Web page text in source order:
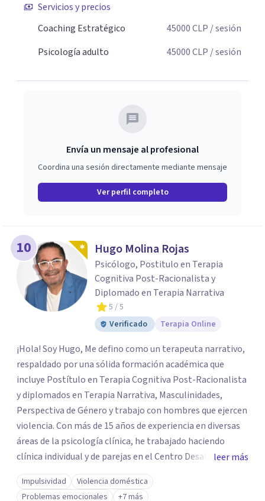
Servicios y precios
Coaching Estratégico
45000CLP / sesión
Psicología adulto
45000CLP / sesión
Envía un mensaje al profesional
Coordina una sesión directamente mediante mensaje
Ver perfil completo
10 Hugo Molina Rojas
Psicólogo, Postitulo en Terapia
Cognitiva Post-Racionalista y
Diplomado en Terapia Narrativa
5 / 5
Verificado
Terapia Online
¡Hola! Soy Hugo, Me defino como un terapeuta narrativo,
respaldado por una sólida formación académica que
incluye Postítulo en Terapia Cognitiva Post-Racionalista
y diplomados en Terapia Narrativa, Masculinidades,
Perspectiva de Género y trabajo con hombres que ejercen
violencia. Con más de 15 años de experiencia en diversas
áreas de la psicología clínica, he trabajado haciendo
clínica individual y de parejas en el Centro Desafío de
Pareja y el Centro de Diálisis Renacer, coordinando el
Programa de Resocialización Para hombre que ejercen
leer más
Impulsividad
Violencia doméstica
Problemas emocionales
+7 más